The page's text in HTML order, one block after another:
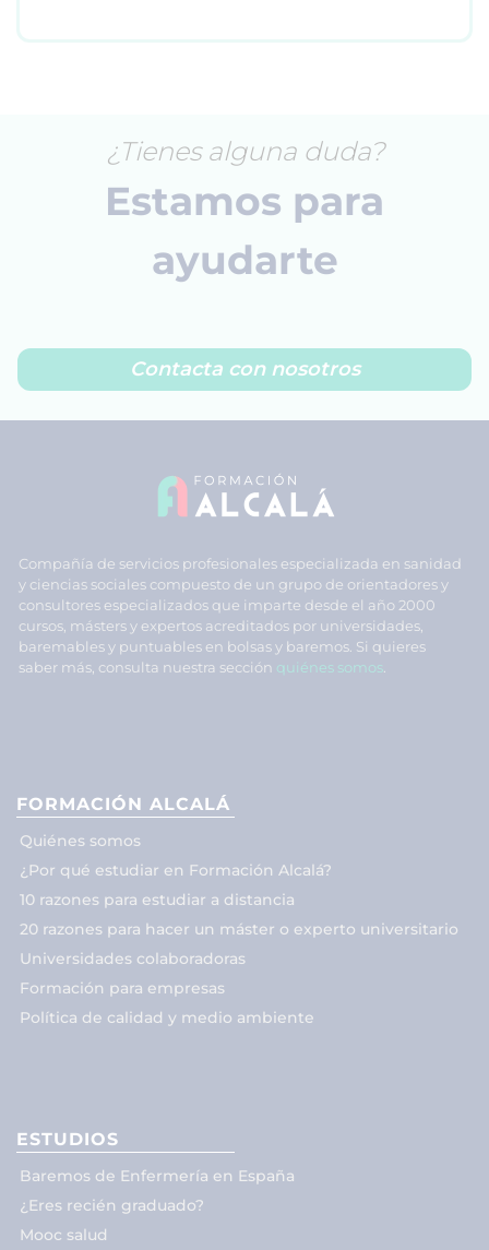
¿Tienes alguna duda?
Estamos para
ayudarte
Contacta con nosotros
Compañía de servicios profesionales especializada en sanidad
y ciencias sociales compuesto de un grupo de orientadores y
consultores especializados que imparte desde el año 2000
cursos, másters y expertos acreditados por universidades,
baremables y puntuables en bolsas y baremos. Si quieres
saber más, consulta nuestra sección quiénes somos
FORMACIÓN ALCALÁ
Quiénes somos
¿Por qué estudiar en Formación Alcalá?
10 razones para estudiar a distancia
20 razones para hacer un máster o experto universitario
Universidades colaboradoras
Formación para empresas
Política de calidad y medio ambiente
ESTUDIOS
Baremos de Enfermería en España
¿Eres recién graduado?
Mooc salud